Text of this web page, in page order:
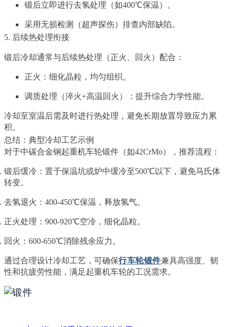
锻后立即进行去氢处理（如400℃保温）。
采用无损检测（超声探伤）排查内部缺陷。
5. 后续热处理衔接
锻后冷却通常与后续热处理（正火、回火）配合：
正火：细化晶粒，均匀组织。
调质处理（淬火+高温回火）：提升综合力学性能。
冷却至室温后需及时进行热处理，避免长期放置导致应力累
积。
总结：典型冷却工艺示例
对于中碳合金钢起重机车轮锻件（如42CrMo），推荐流程：
锻后缓冷：置于保温坑或炉中缓冷至500℃以下，避免马氏体
转变。
去氢退火：400-450℃保温，释放氢气。
正火处理：900-920℃空冷，细化晶粒。
回火：600-650℃消除残余应力。
通过合理设计冷却工艺，可确保行车轮锻件兼具高强度、韧
性和抗疲劳性能，满足起重机车轮的工况需求。